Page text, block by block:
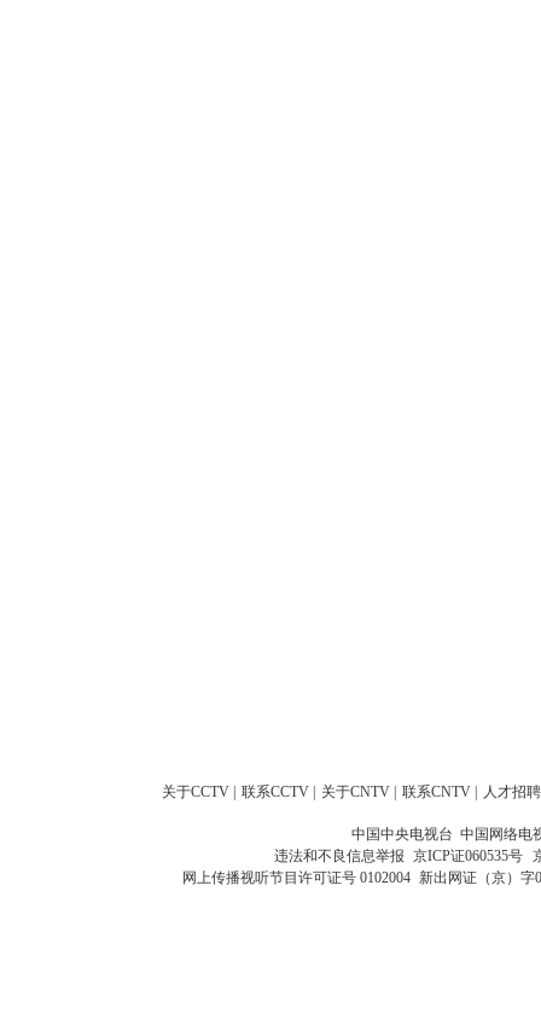
关于CCTV 联系CCTV 关于CNTV 联系CNTV 人才招聘
中国中央电视台 中国网络电
违法和不良信息举报 京ICP证060535号
网上传播视听节目许可证号 0102004 新出网证（京）